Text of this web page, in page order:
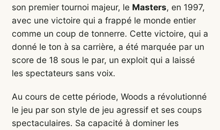
son premier tournoi majeur, le Masters, en 1997,
avec une victoire qui a frappé le monde entier
comme un coup de tonnerre. Cette victoire, qui a
donné le ton à sa carrière, a été marquée par un
score de 18 sous le par, un exploit qui a laissé
les spectateurs sans voix.
Au cours de cette période, Woods a révolutionné
le jeu par son style de jeu agressif et ses coups
spectaculaires. Sa capacité à dominer les